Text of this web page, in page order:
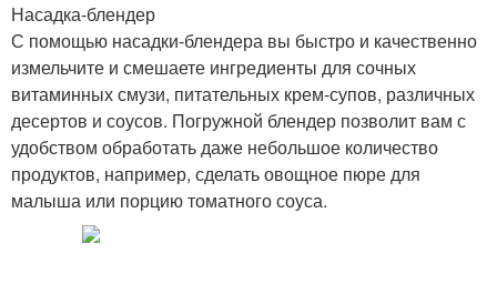
Насадка-блендер
С помощью насадки-блендера вы быстро и качественно
измельчите и смешаете ингредиенты для сочных
витаминных смузи, питательных крем-супов, различных
десертов и соусов. Погружной блендер позволит вам с
удобством обработать даже небольшое количество
продуктов, например, сделать овощное пюре для
малыша или порцию томатного соуса.